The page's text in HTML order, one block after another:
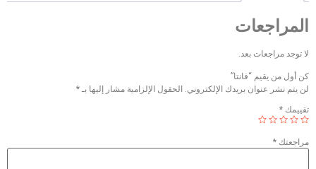
المراجعات
لا توجد مراجعات بعد.
كن أول من يقيم “فانتا”
لن يتم نشر عنوان بريدك الإلكتروني. الحقول الإلزامية مشار إليها بـ *
تقييمك *
مراجعتك *